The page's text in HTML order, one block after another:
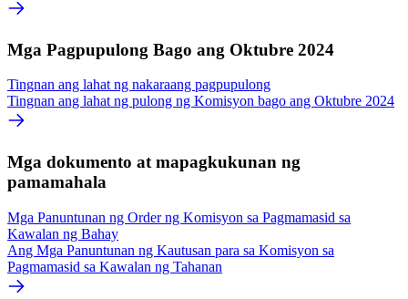
Mga Pagpupulong Bago ang Oktubre 2024
Tingnan ang lahat ng nakaraang pagpupulong
Tingnan ang lahat ng pulong ng Komisyon bago ang Oktubre 2024
Mga dokumento at mapagkukunan ng
pamamahala
Mga Panuntunan ng Order ng Komisyon sa Pagmamasid sa
Kawalan ng Bahay
Ang Mga Panuntunan ng Kautusan para sa Komisyon sa
Pagmamasid sa Kawalan ng Tahanan